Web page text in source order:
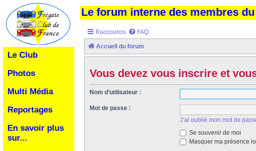
Le Club
Photos
Multi Média
Reportages
En savoir plus
sur...
Le forum interne des membres du
Raccourcis FAQ
Accueil du forum
Vous devez vous inscrire et
Nom d’utilisateur :
Mot de passe :
J’ai oublié mon mot de
Se souvenir de moi
Masquer ma présence